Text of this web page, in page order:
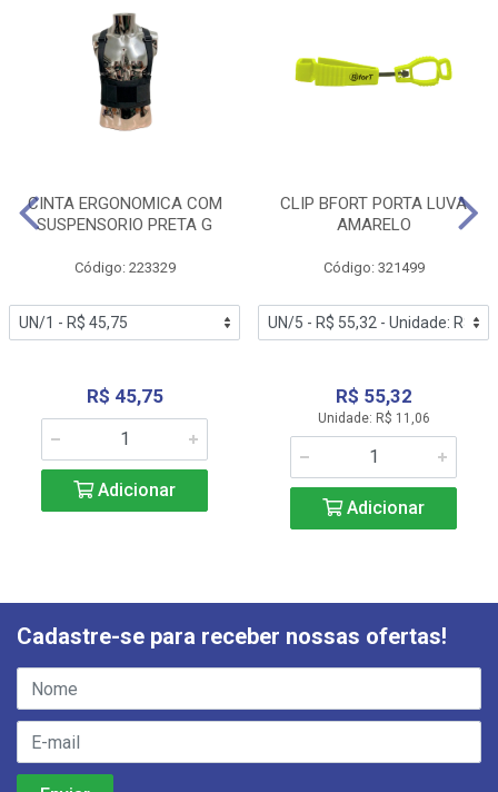
CINTA ERGONOMICA COM
SUSPENSORIO PRETA G
Código: 223329
R$ 45,75
Adicionar
CLIP BFORT PORTA LUVA
AMARELO
Código: 321499
R$ 55,32
Unidade: R$ 11,06
Adicionar
Cadastre-se para receber nossas ofertas!